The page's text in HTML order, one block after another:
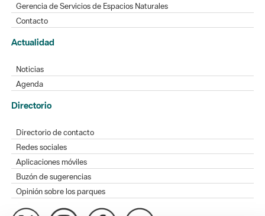
Gerencia de Servicios de Espacios Naturales
Contacto
Actualidad
Noticias
Agenda
Directorio
Directorio de contacto
Redes sociales
Aplicaciones móviles
Buzón de sugerencias
Opinión sobre los parques